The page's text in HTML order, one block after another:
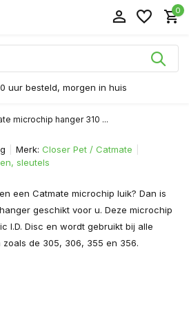
0
uur besteld, morgen in huis
microchip hanger 310 ...
Merk: Closer Pet / Catmate
sleutels
een Catmate microchip luik? Dan is
geschikt voor u. Deze microchip
I.D. Disc en wordt gebruikt bij alle
de 305, 306, 355 en 356.